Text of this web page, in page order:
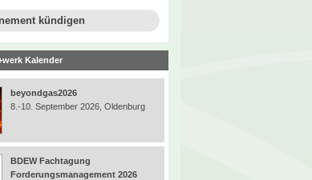
kündigen
Kalender
beyondgas2026
8.-10. September 2026, Oldenburg
BDEW Fachtagung
Forderungsmanagement 2026